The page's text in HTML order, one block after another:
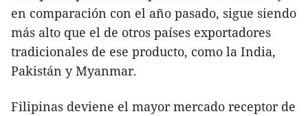
en comparación con el año pasado, sigue siendo
más alto que el de otros países exportadores
tradicionales de ese producto, como la India,
Pakistán y Myanmar.
Filipinas deviene el mayor mercado receptor de